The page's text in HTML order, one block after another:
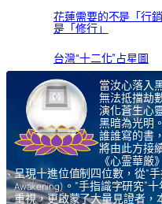
花蓮需要的不是「行
是「修行」
台灣“十二化”占星圖
當汝心落入
無法抵擋劫
演化蒼生心
黑暗為光明
誰誰寫的書
將由此方接
《心霊華厳
呈現十進位值制四位數，從“
Awakening) 。“手指識字研究”
重視，更啟蒙了大量見證者